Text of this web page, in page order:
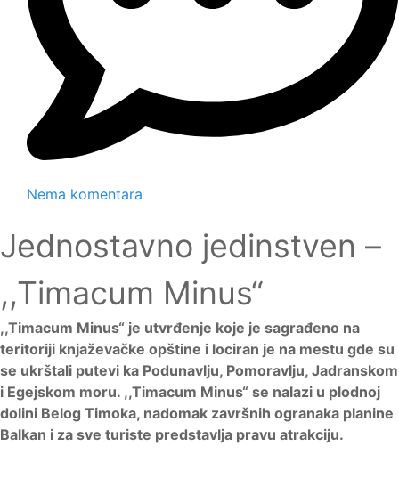
Nema komentara
Jednostavno jedinstven –
,,Timacum Minus“
,,Timacum Minus“ je utvrđenje koje je sagrađeno na
teritoriji knjaževačke opštine i lociran je na mestu gde su
se ukrštali putevi ka Podunavlju, Pomoravlju, Jadranskom
i Egejskom moru. ,,Timacum Minus“ se nalazi u plodnoj
dolini Belog Timoka, nadomak završnih ogranaka planine
Balkan i za sve turiste predstavlja pravu atrakciju.